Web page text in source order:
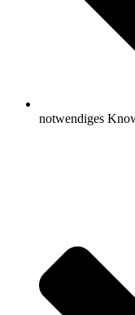
notwendiges